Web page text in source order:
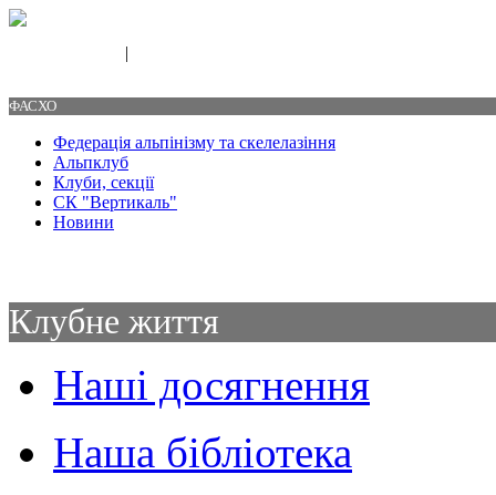
|
ФАСХО
Федерація альпінізму та скелелазіння
Альпклуб
Клуби, секції
СК "Вертикаль"
Новини
Клубне життя
Наші досягнення
Наша бібліотека